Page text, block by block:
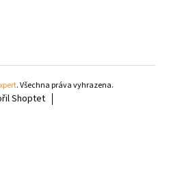
Shoptet
. Všechna práva vyhrazena.